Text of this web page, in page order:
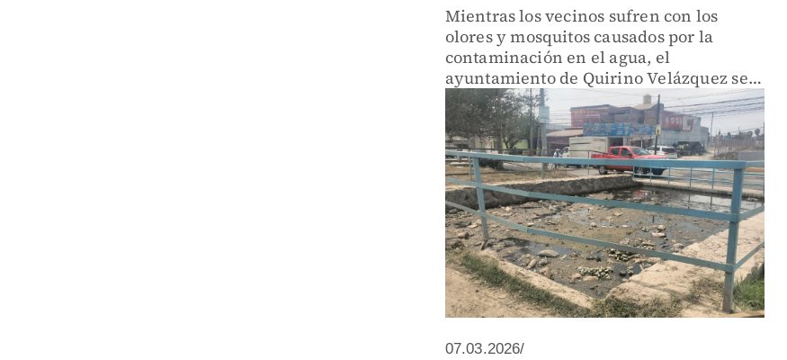
Mientras los vecinos sufren con los
olores y mosquitos causados por la
contaminación en el agua, el
ayuntamiento de Quirino Velázquez se
desmarca de las acusaciones
07.03.2026/